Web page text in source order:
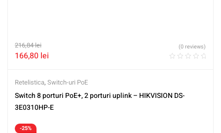
216,84lei
166,80 lei
(0 reviews)
Retelistica, Switch-uri PoE
Switch 8 porturi PoE+, 2 porturi uplink – HIKVISION DS-
3E0310HP-E
-25%